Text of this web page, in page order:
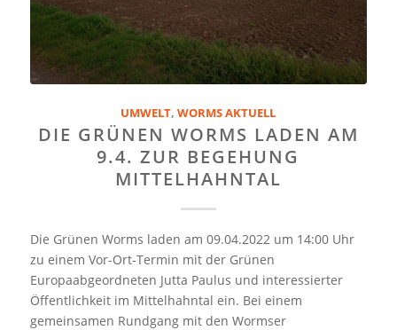
UMWELT,WORMS AKTUELL
DIE GRÜNEN WORMS LADEN AM
9.4. ZUR BEGEHUNG
MITTELHAHNTAL
Die Grünen Worms laden am 09.04.2022 um 14:00 Uhr
zu einem Vor-Ort-Termin mit der Grünen
Europaabgeordneten Jutta Paulus und interessierter
Öffentlichkeit im Mittelhahntal ein. Bei einem
gemeinsamen Rundgang mit den Wormser